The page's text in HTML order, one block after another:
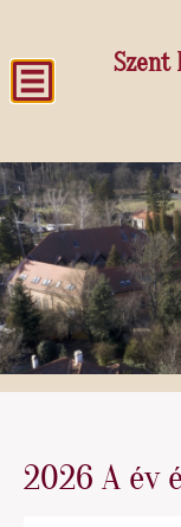
Szent
2026 A év